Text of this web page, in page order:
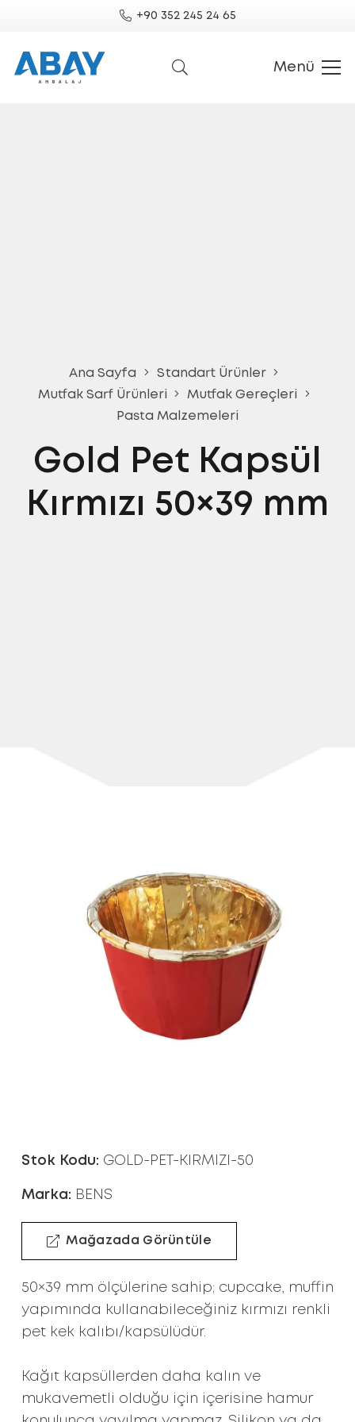
+90 352 245 24 65
Menü
Ana Sayfa
Standart Ürünler
Mutfak Sarf Ürünleri
Mutfak Gereçleri
Pasta Malzemeleri
Gold Pet Kapsül
Kırmızı 50×39 mm
Stok Kodu: GOLD-PET-KIRMIZI-50
Marka: BENS
Mağazada Görüntüle
50×39 mm ölçülerine sahip; cupcake, muffin
yapımında kullanabileceğiniz kırmızı renkli
pet kek kalıbı/kapsülüdür.
Kağıt kapsüllerden daha kalın ve
mukavemetli olduğu için içerisine hamur